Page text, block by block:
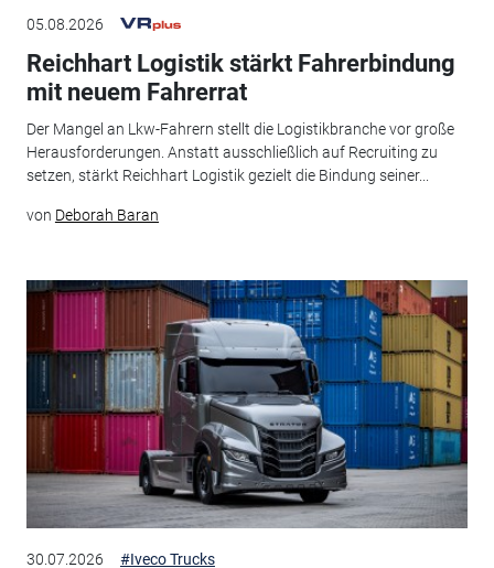
05.08.2026
Reichhart Logistik stärkt Fahrerbindung
mit neuem Fahrerrat
Der Mangel an Lkw-Fahrern stellt die Logistikbranche vor große
Herausforderungen. Anstatt ausschließlich auf Recruiting zu
setzen, stärkt Reichhart Logistik gezielt die Bindung seiner...
von Deborah Baran
30.07.2026 #Iveco Trucks